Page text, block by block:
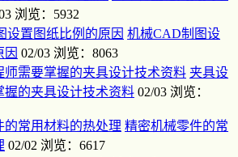
浏览：5932
机械CAD制图设
因 02/03 浏览：8063
夹具设
握的夹具设计技术资料 02/03 浏览：
精密机械零件的常
02/02 浏览：6617